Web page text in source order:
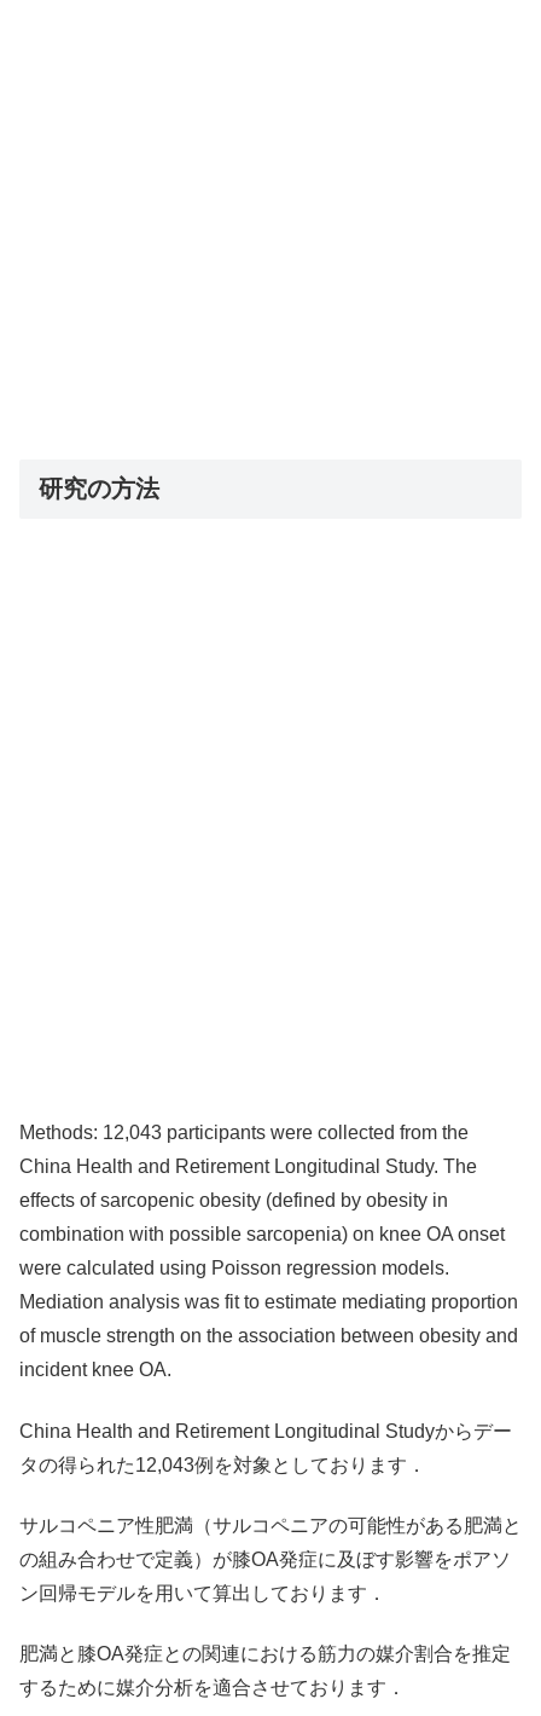
研究の方法
Methods: 12,043 participants were collected from the
China Health and Retirement Longitudinal Study. The
effects of sarcopenic obesity (defined by obesity in
combination with possible sarcopenia) on knee OA onset
were calculated using Poisson regression models.
Mediation analysis was fit to estimate mediating proportion
of muscle strength on the association between obesity and
incident knee OA.
China Health and Retirement Longitudinal Studyからデー
タの得られた12,043例を対象としております．
サルコペニア性肥満（サルコペニアの可能性がある肥満と
の組み合わせで定義）が膝OA発症に及ぼす影響をポアソ
ン回帰モデルを用いて算出しております．
肥満と膝OA発症との関連における筋力の媒介割合を推定
するために媒介分析を適合させております．